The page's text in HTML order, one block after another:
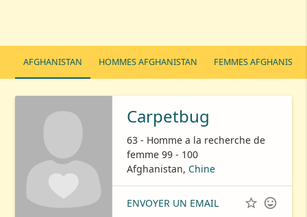
AFGHANISTAN HOMMES AFGHANISTAN FEMMES
Carpetbug
63 - Homme a la recherche de
femme 99 - 100
Afghanistan, Chine
ENVOYER UN EMAIL  